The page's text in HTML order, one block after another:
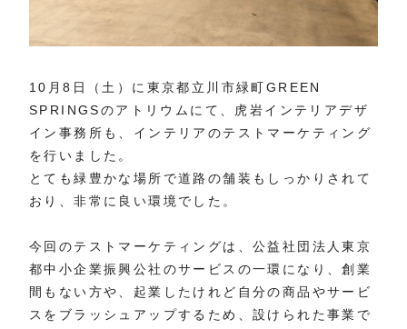
10月8日（土）に東京都立川市緑町GREEN
SPRINGSのアトリウムにて、虎岩インテリアデザ
イン事務所も、インテリアのテストマーケティング
を行いました。
とても緑豊かな場所で道路の舗装もしっかりされて
おり、非常に良い環境でした。
今回のテストマーケティングは、公益社団法人東京
都中小企業振興公社のサービスの一環になり、創業
間もない方や、起業したけれど自分の商品やサービ
スをブラッシュアップするため、設けられた事業で